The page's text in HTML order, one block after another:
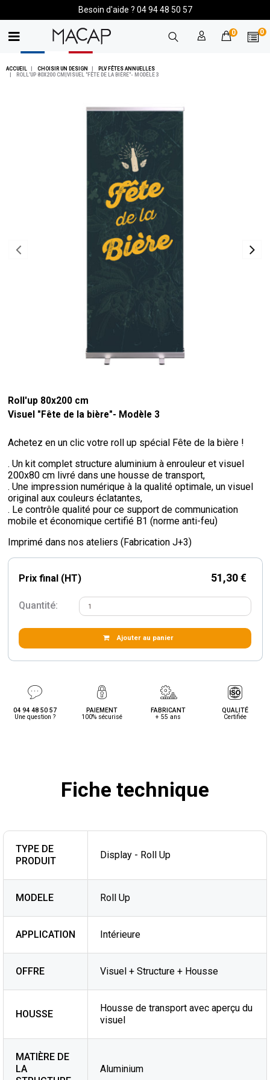
Besoin d'aide ? 04 94 48 50 57
0 0
ACCUEIL CHOISIR UN DESIGN
PLV FÊTES ANNUELLES
ROLL'UP 80X200 CM|VISUEL "FÊTE DE LA BIÈRE"- MODÈLE 3
Roll'up 80x200 cm
Visuel "Fête de la bière"- Modèle 3
Achetez en un clic votre roll up spécial Fête de la bière !
. Un kit complet structure aluminium à enrouleur et visuel
200x80 cm livré dans une housse de transport,
. Une impression numérique à la qualité optimale, un visuel
original aux couleurs éclatantes,
. Le contrôle qualité pour ce support de communication
mobile et économique certifié B1 (norme anti-feu)
Imprimé dans nos ateliers (Fabrication J+3)
Prix final (HT) 51,30 €
Quantité:
Ajouter au panier
04 94 48 50 57
Une question ?
PAIEMENT
100% sécurisé
FABRICANT
+ 55 ans
QUALITÉ
Certifiée
Fiche technique
TYPE DE
PRODUIT
Display - Roll Up
MODELE Roll Up
APPLICATION Intérieure
OFFRE Visuel + Structure + Housse
HOUSSE
Housse de transport avec aperçu du
visuel
MATIÈRE DE
LA
Aluminium